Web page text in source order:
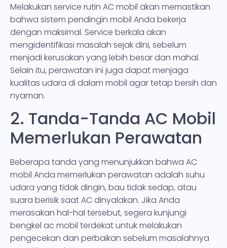
Melakukan service rutin AC mobil akan memastikan
bahwa sistem pendingin mobil Anda bekerja
dengan maksimal. Service berkala akan
mengidentifikasi masalah sejak dini, sebelum
menjadi kerusakan yang lebih besar dan mahal.
Selain itu, perawatan ini juga dapat menjaga
kualitas udara di dalam mobil agar tetap bersih dan
nyaman.
2. Tanda-Tanda AC Mobil
Memerlukan Perawatan
Beberapa tanda yang menunjukkan bahwa AC
mobil Anda memerlukan perawatan adalah suhu
udara yang tidak dingin, bau tidak sedap, atau
suara berisik saat AC dinyalakan. Jika Anda
merasakan hal-hal tersebut, segera kunjungi
bengkel ac mobil terdekat untuk melakukan
pengecekan dan perbaikan sebelum masalahnya